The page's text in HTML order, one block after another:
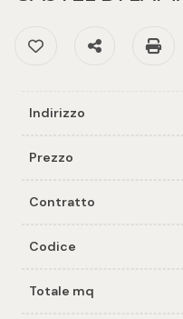
Preferiti: Cod. 34217
Condividi
Indirizzo
Prezzo
Contratto
Codice
Totale mq
immobile
Valuta e
tuo
Provincia
Comune
Tipologia
multiscelta